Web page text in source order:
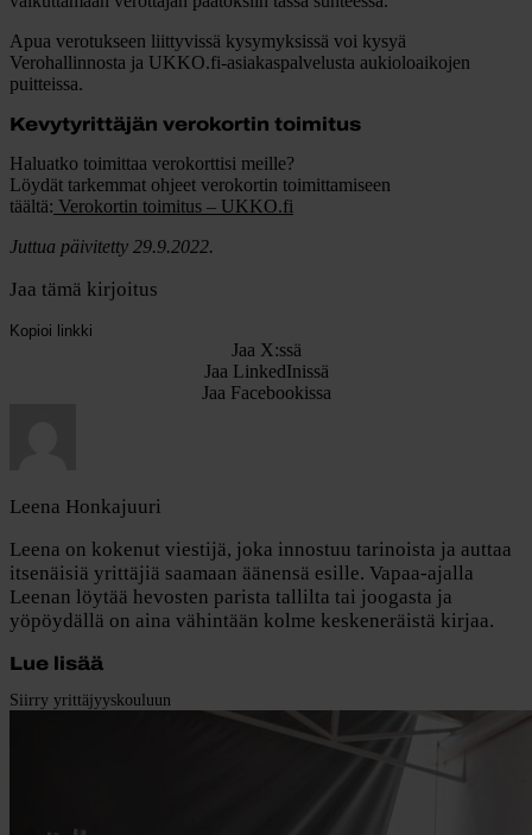
Apua verotukseen liittyvissä kysymyksissä voi kysyä
Verohallinnosta ja UKKO.fi-asiakaspalvelusta aukioloaikojen
puitteissa.
Kevytyrittäjän verokortin toimitus
Haluatko toimittaa verokorttisi meille?
Löydät tarkemmat ohjeet verokortin toimittamiseen
täältä: Verokortin toimitus – UKKO.fi
Juttua päivitetty 29.9.2022.
Jaa tämä kirjoitus
Kopioi linkki
Jaa X:ssä
Jaa LinkedInissä
Jaa Facebookissa
Leena Honkajuuri
Leena on kokenut viestijä, joka innostuu tarinoista ja auttaa
itsenäisiä yrittäjiä saamaan äänensä esille. Vapaa-ajalla
Leenan löytää hevosten parista tallilta tai joogasta ja
yöpöydällä on aina vähintään kolme keskeneräistä kirjaa.
Lue lisää
Siirry yrittäjyyskouluun